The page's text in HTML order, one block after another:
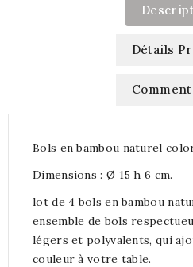
Détails
Bols en bambou naturel
Dimensions : Ø 15 h 6 cm.
lot de 4 bols en bambou
ensemble de bols
légers et polyvalents, qui
couleur à votre table.